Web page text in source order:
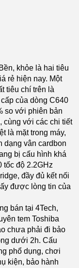
khỏe là hai tiêu
rẻ hiện nay. Một
tiêu chí trên là
của dòng C640
so với phiên bản
cùng với các chi tiết
là mặt trong máy,
dạng vân cardbon
bị cấu hình khá
tốc độ 2.2GHz
đầy đủ kết nối
được lòng tin của
bán tại 4Tech,
tem Toshiba
chưa phải đi bảo
dưới 2h. Cấu
phổ dụng, chơi
kiện, bảo hành